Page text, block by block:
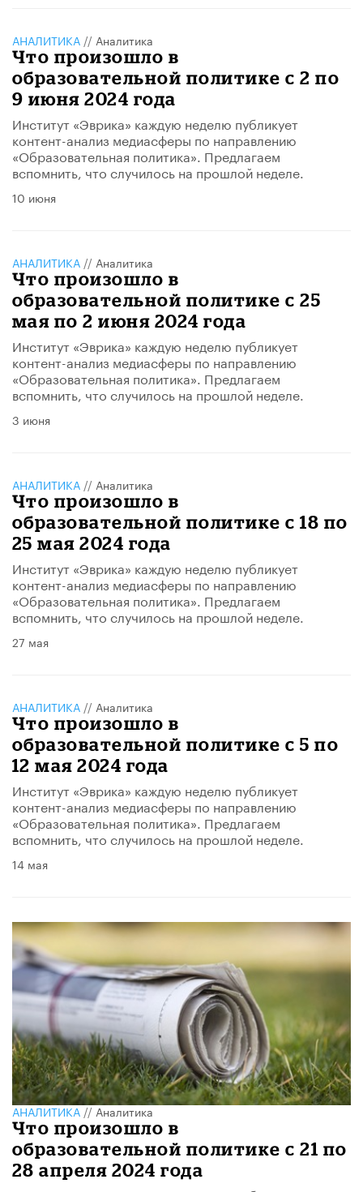
АНАЛИТИКА // Аналитика
Что произошло в
образовательной политике с 2 по
9 июня 2024 года
Институт «Эврика» каждую неделю публикует
контент-анализ медиасферы по направлению
«Образовательная политика». Предлагаем
вспомнить, что случилось на прошлой неделе.
10 июня
АНАЛИТИКА // Аналитика
Что произошло в
образовательной политике с 25
мая по 2 июня 2024 года
Институт «Эврика» каждую неделю публикует
контент-анализ медиасферы по направлению
«Образовательная политика». Предлагаем
вспомнить, что случилось на прошлой неделе.
3 июня
АНАЛИТИКА // Аналитика
Что произошло в
образовательной политике с 18 по
25 мая 2024 года
Институт «Эврика» каждую неделю публикует
контент-анализ медиасферы по направлению
«Образовательная политика». Предлагаем
вспомнить, что случилось на прошлой неделе.
27 мая
АНАЛИТИКА // Аналитика
Что произошло в
образовательной политике с 5 по
12 мая 2024 года
Институт «Эврика» каждую неделю публикует
контент-анализ медиасферы по направлению
«Образовательная политика». Предлагаем
вспомнить, что случилось на прошлой неделе.
14 мая
АНАЛИТИКА//Аналитика
Что произошло в
образовательной политике с 21 по
28 апреля 2024 года